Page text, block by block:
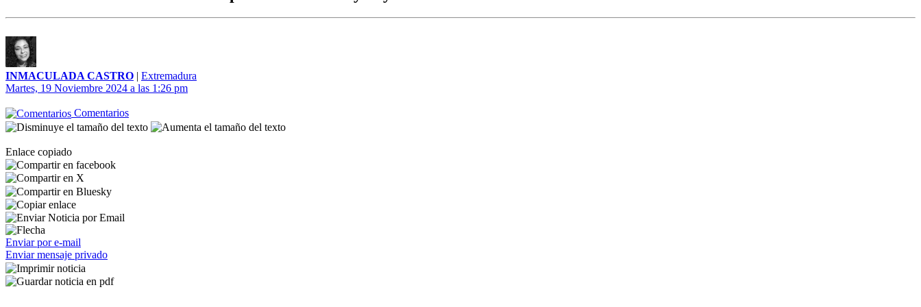
INMACULADA CASTRO | Extremadura
Martes, 19 Noviembre 2024 a las 1:26 pm
Comentarios
Enlace copiado
Enviar por e-mail
Enviar mensaje privado